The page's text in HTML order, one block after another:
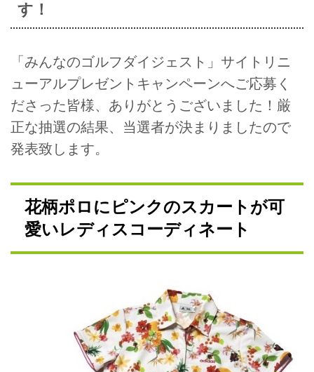
す！
「みんなのゴルフダイジェスト」サイトリニ
ューアルプレゼントキャンペーンへご応募く
ださった皆様、ありがとうございました！厳
正な抽選の結果、当選者が決まりましたので
発表致します。
花柄ポロにピンクのスカートが可
愛いレディスコーディネート